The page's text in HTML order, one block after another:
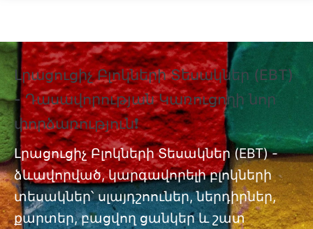
Լրացուցիչ Բլոկների Տեսակներ (EBT)
- Դասավորության Կառուցողի նոր
փորձառություն❗
Լրացուցիչ Բլոկների Տեսակներ (EBT) -
ձևավորված, կարգավորելի բլոկների
տեսակներ՝ սլայդշոուներ, ներդիրներ,
քարտեր, բացվող ցանկեր և շատ